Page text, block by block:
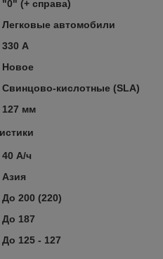
"0" (+ справа)
Легковые автомобили
330 А
Новое
Свинцово-кислотные (SLA)
127 мм
40 А/ч
Азия
До 200 (220)
До 187
До 125 - 127